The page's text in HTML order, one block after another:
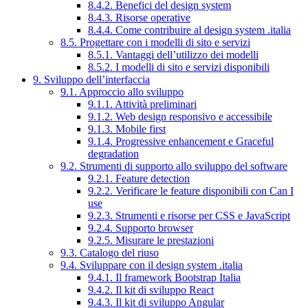
8.4.2. Benefici del design system
8.4.3. Risorse operative
8.4.4. Come contribuire al design system .italia
8.5. Progettare con i modelli di sito e servizi
8.5.1. Vantaggi dell’utilizzo dei modelli
8.5.2. I modelli di sito e servizi disponibili
9. Sviluppo dell’interfaccia
9.1. Approccio allo sviluppo
9.1.1. Attività preliminari
9.1.2. Web design responsivo e accessibile
9.1.3. Mobile first
9.1.4. Progressive enhancement e Graceful
degradation
9.2. Strumenti di supporto allo sviluppo del software
9.2.1. Feature detection
9.2.2. Verificare le feature disponibili con Can I
use
9.2.3. Strumenti e risorse per CSS e JavaScript
9.2.4. Supporto browser
9.2.5. Misurare le prestazioni
9.3. Catalogo del riuso
9.4. Sviluppare con il design system .italia
9.4.1. Il framework Bootstrap Italia
9.4.2. Il kit di sviluppo React
9.4.3. Il kit di sviluppo Angular